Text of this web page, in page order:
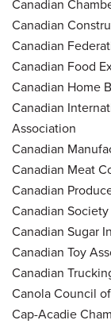
Canadian
Canadian
Canadian
Canadian Food
Canadian Home
Canadian
Association
Canadian
Canadian Meat
Canadian
Canadian
Canadian Sugar
Canadian Toy
Canadian
Canola Council
Cap-Acadie